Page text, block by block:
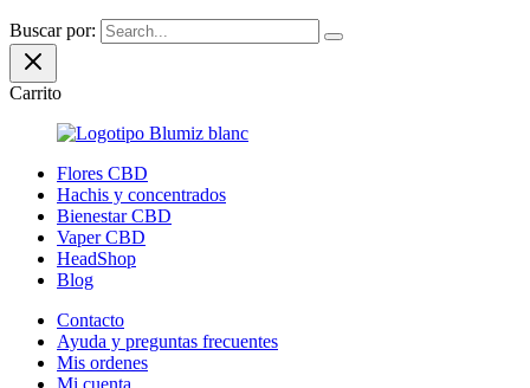
Buscar por:
Carrito
Flores CBD
Hachis y concentrados
Bienestar CBD
Vaper CBD
HeadShop
Blog
Contacto
Ayuda y preguntas frecuentes
Mis ordenes
Mi cuenta